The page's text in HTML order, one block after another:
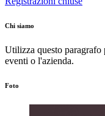
Chi siamo
Utilizza questo paragrafo
eventi o l'azienda.
Foto